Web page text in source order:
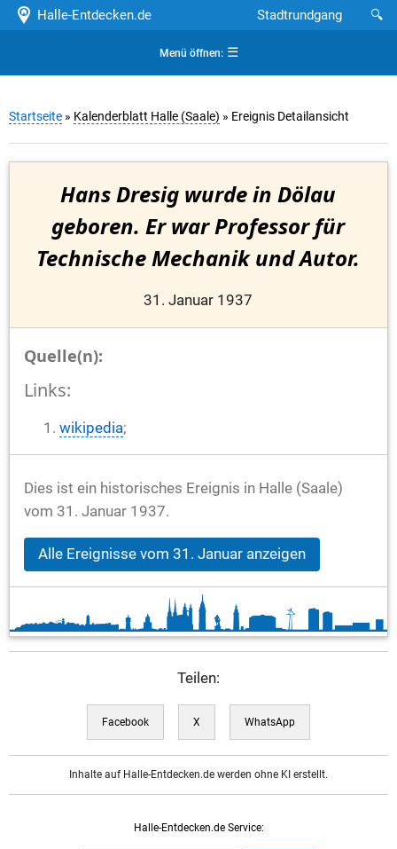
Halle-Entdecken.de 🔍
Stadtrundgang
Menü öffnen:☰
Startseite » Kalenderblatt Halle (Saale) » Ereignis Detailansicht
Hans Dresig wurde in Dölau
geboren. Er war Professor für
Technische Mechanik und Autor.
31. Januar 1937
Quelle(n):
Links:
wikipedia;
Dies ist ein historisches Ereignis in Halle (Saale)
vom 31. Januar 1937.
Alle Ereignisse vom 31. Januar anzeigen
Teilen:
Facebook X WhatsApp
Inhalte auf Halle-Entdecken.de werden ohne KI erstellt.
Halle-Entdecken.de Service: